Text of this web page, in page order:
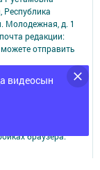
видеосын
Республика
Молодежная, д. 1
редакции:
отправить
сервисов и
браузера.